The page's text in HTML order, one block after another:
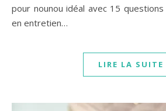
pour nounou idéal avec 15
en entretien…
LIRE LA SUITE